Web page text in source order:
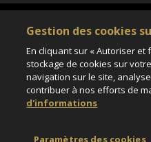
Service animé par Nautil Voyages -
au capital de 155 696 euros - RCS
Matricule Atout France IM075100020 -
Assurance responsabilité civile et
Gestion des cookies
En cliquant sur « Autoriser et
stockage de cookies sur
navigation sur le site,
contribuer à nos efforts de
d'informations
Paramètres des cookies